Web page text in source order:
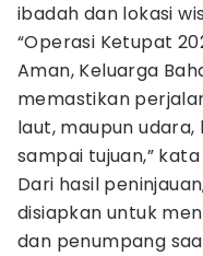
ibadah dan lokasi
“Operasi Ketupat
Aman, Keluarga
memastikan
laut, maupun
sampai tujuan,” kata
Dari hasil
disiapkan untuk
dan penumpang